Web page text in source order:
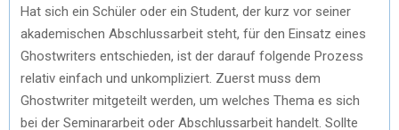
Hat sich ein Schüler oder ein Student, der kurz vor seiner
akademischen Abschlussarbeit steht, für den Einsatz eines
Ghostwriters entschieden, ist der darauf folgende Prozess
relativ einfach und unkompliziert. Zuerst muss dem
Ghostwriter mitgeteilt werden, um welches Thema es sich
bei der Seminararbeit oder Abschlussarbeit handelt. Sollte